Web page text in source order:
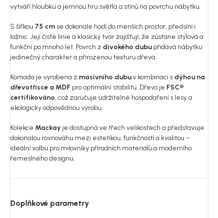
vytváří hloubku a jemnou hru světla a stínů na povrchu nábytku.
S šířkou 75 cm se dokonale hodí do menších prostor, předsíní i
ložnic. Její čisté linie a klasický tvar zajišťují, že zůstane stylová a
funkční po mnoho let. Povrch z divokého dubu přidává nábytku
jedinečný charakter a přirozenou texturu dřeva.
Komoda je vyrobena z masivního dubuv kombinaci s dýhou na
dřevotřísce a MDF pro optimální stabilitu. Dřevo je FSC®
certifikováno, což zaručuje udržitelné hospodaření s lesy a
ekologicky odpovědnou výrobu.
Kolekce Mackay je dostupná ve třech velikostech a představuje
dokonalou rovnováhu mezi estetikou, funkčností a kvalitou –
ideální volbu pro milovníky přírodních materiálů a moderního
řemeslného designu.
Doplňkové parametry